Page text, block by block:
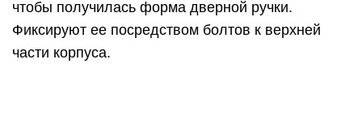
чтобы получилась форма дверной ручки.
Фиксируют ее посредством болтов к верхней
части корпуса.